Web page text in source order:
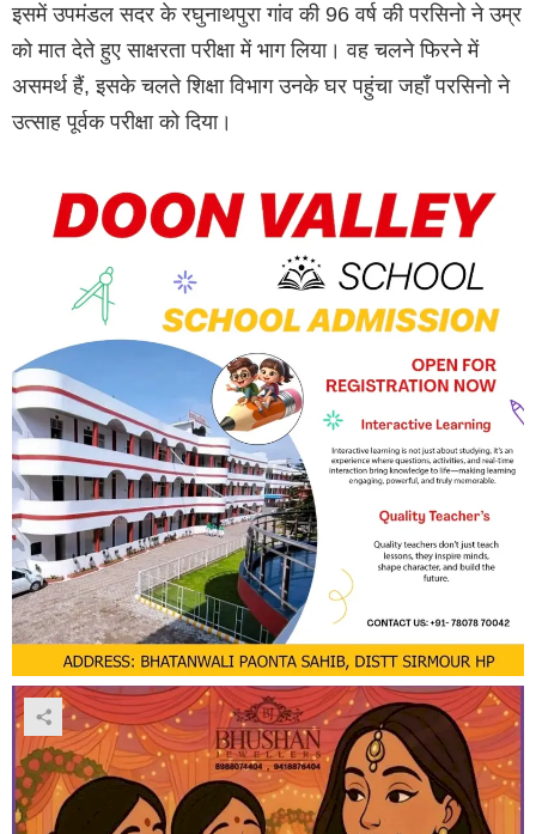
इसमें उपमंडल सदर के रघुनाथपुरा गांव की 96 वर्ष की परसिनो ने उम्र
को मात देते हुए साक्षरता परीक्षा में भाग लिया। वह चलने फिरने में
असमर्थ हैं, इसके चलते शिक्षा विभाग उनके घर पहुंचा जहाँ परसिनो ने
उत्साह पूर्वक परीक्षा को दिया।